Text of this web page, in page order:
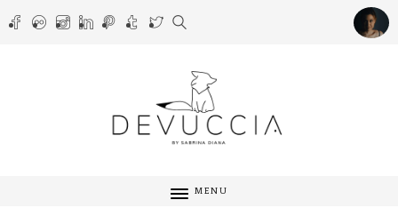
MENU